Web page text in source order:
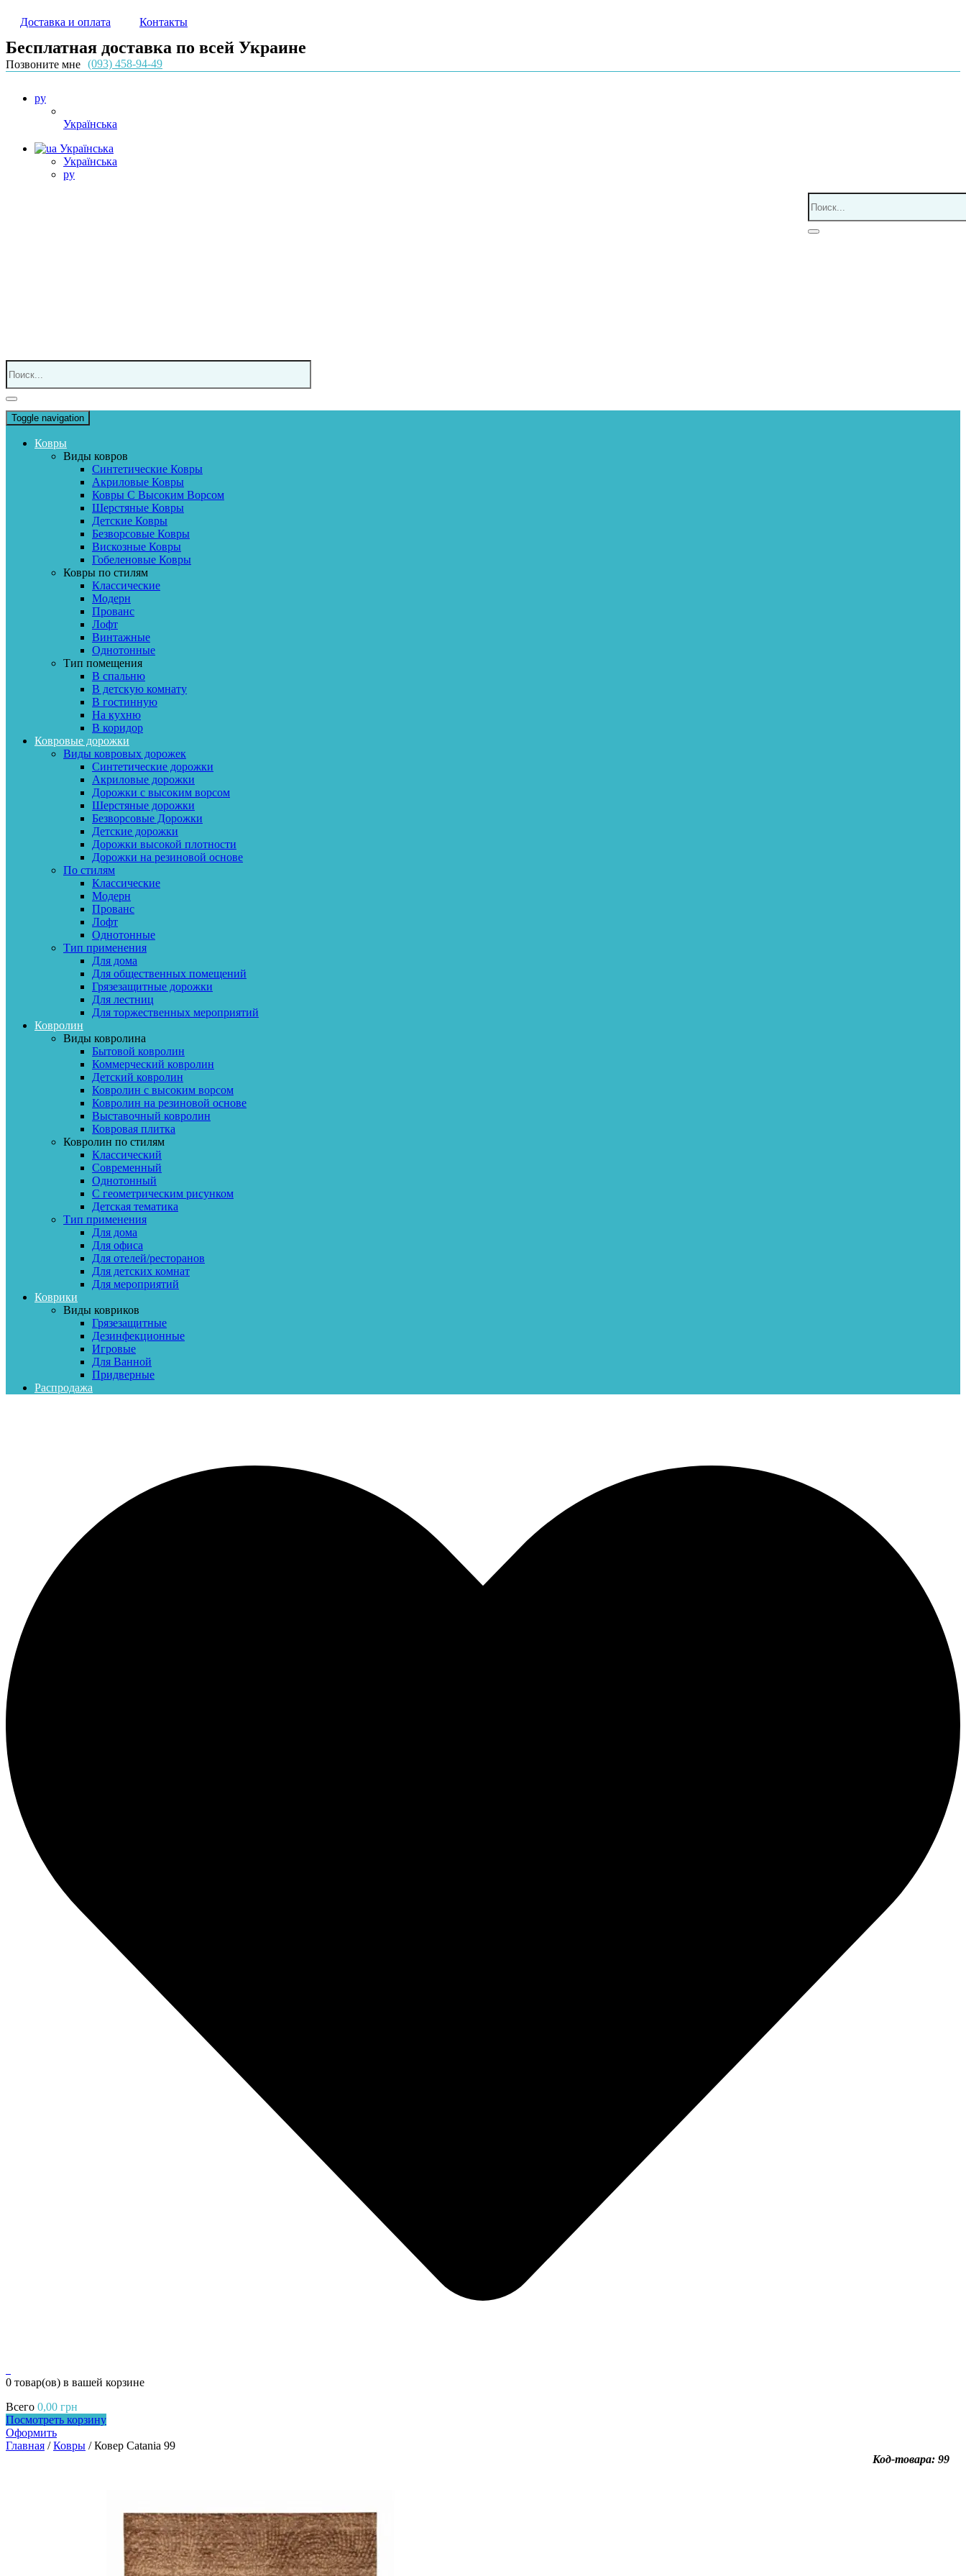
Доставка и оплата Контакты
Бесплатная доставка по всей Украине
Позвоните мне (093) 458-94-49
ру
Українська
Українська
Українська
ру
Toggle navigation
Ковры
Виды ковров
Синтетические Ковры
Акриловые Ковры
Ковры С Высоким Ворсом
Шерстяные Ковры
Детские Ковры
Безворсовые Ковры
Вискозные Ковры
Гобеленовые Ковры
Ковры по стилям
Классические
Модерн
Прованс
Лофт
Винтажные
Однотонные
Тип помещения
В спальню
В детскую комнату
В гостинную
На кухню
В коридор
Ковровые дорожки
Виды ковровых дорожек
Синтетические дорожки
Акриловые дорожки
Дорожки с высоким ворсом
Шерстяные дорожки
Безворсовые Дорожки
Детские дорожки
Дорожки высокой плотности
Дорожки на резиновой основе
По стилям
Классические
Модерн
Прованс
Лофт
Однотонные
Тип применения
Для дома
Для общественных помещений
Грязезащитные дорожки
Для лестниц
Для торжественных мероприятий
Ковролин
Виды ковролина
Бытовой ковролин
Коммерческий ковролин
Детский ковролин
Ковролин с высоким ворсом
Ковролин на резиновой основе
Выставочный ковролин
Ковровая плитка
Ковролин по стилям
Классический
Современный
Однотонный
С геометрическим рисунком
Детская тематика
Тип применения
Для дома
Для офиса
Для отелей/ресторанов
Для детских комнат
Для мероприятий
Коврики
Виды ковриков
Грязезащитные
Дезинфекционные
Игровые
Для Ванной
Придверные
Распродажа
0 товар(ов) в вашей корзине
Всего 0,00 грн
Посмотреть корзину
Оформить
Главная /Ковры / Ковер Catania 99
Код-товара: 99